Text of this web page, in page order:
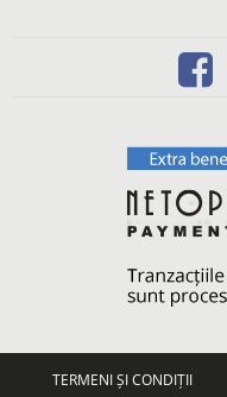
TERMENI ȘI CONDIȚII